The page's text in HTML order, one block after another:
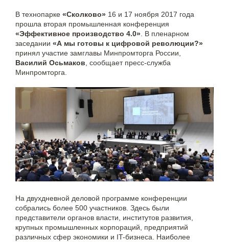
В технопарке «Сколково» 16 и 17 ноября 2017 года
прошла вторая промышленная конференция
«Эффективное производство 4.0» . В пленарном
заседании «А мы готовы к цифровой революции?»
принял участие замглавы Минпромторга России,
Василий Осьмаков , сообщает пресс-служба
Минпромторга.
На двухдневной деловой программе конференции
собрались более 500 участников. Здесь были
представители органов власти, институтов развития,
крупных промышленных корпораций, предприятий
различных сфер экономики и IT-бизнеса. Наиболее